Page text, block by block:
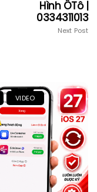
Hình ÔTô |
0334311013
Next Post
VIDEO